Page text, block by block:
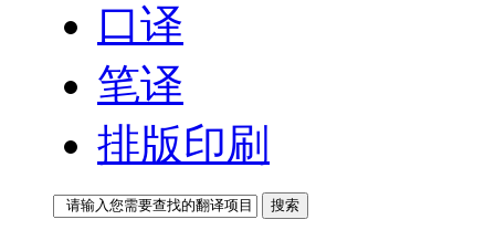
口译
笔译
排版印刷